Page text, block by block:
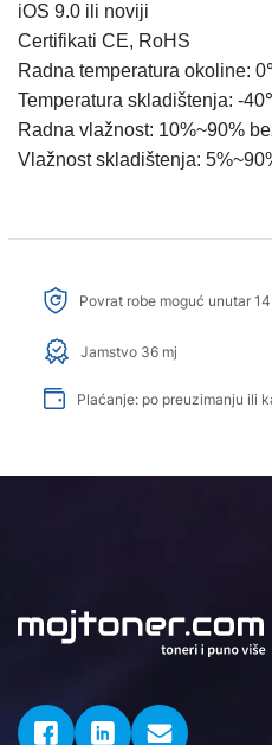
iOS 9.0 ili noviji
Certifikati CE, RoHS
Radna temperatura
Temperatura skladištenja: -
Radna vlažnost: 10%~90%
Vlažnost skladištenja:
Povrat robe moguć unutar
Jamstvo 36 mj
Plaćanje: po preuzimanju ili